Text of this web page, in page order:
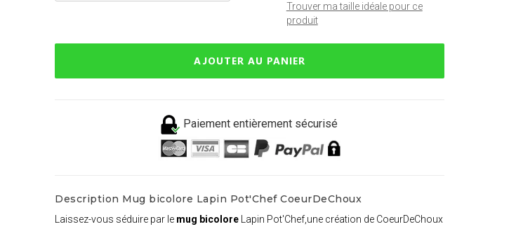
Trouver ma taille idéale pour ce
produit
AJOUTER AU PANIER
Paiement entièrement sécurisé
Description Mug bicolore Lapin Pot'Chef CoeurDeChoux
Laissez-vous séduire par le mug bicolore Lapin Pot'Chef,une création de CoeurDeChoux